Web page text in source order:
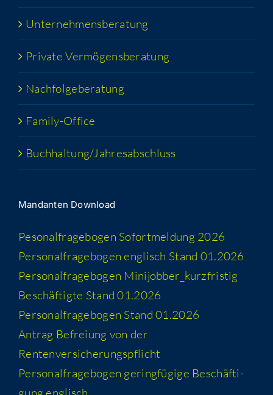
Unter­neh­mens­be­ra­tung
Pri­va­te Vermögensberatung
Nach­fol­ge­be­ra­tung
Fami­­ly-Office
Buchhaltung/​​Jahresabschluss
Man­dan­ten Download
Peso­nal­fra­ge­bo­gen Sofort­mel­dung 2026
Per­so­nal­fra­ge­bo­gen eng­lisch Stand 01.2026
Per­so­nal­fra­ge­bo­gen Minijobber_​kurzfristig
Beschäf­tig­te Stand 01.2026
Per­so­nal­fra­ge­bo­gen Stand 01.2026
Antrag Befrei­ung von der
Rentenversicherungspflicht
Per­so­nal­fra­ge­bo­gen gering­fü­gi­ge Beschäf­ti­